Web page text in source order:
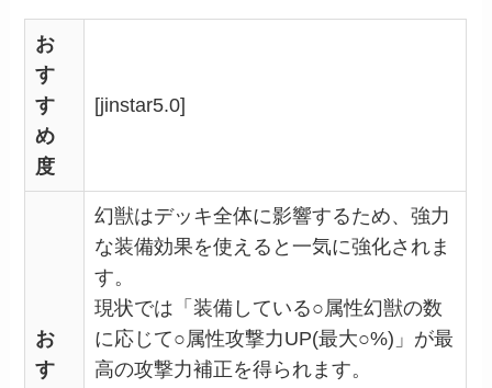
お
す
す
め
度
[jinstar5.0]
お
す
幻獣はデッキ全体に影響するため、強力
な装備効果を使えると一気に強化されま
す。
現状では「装備している○属性幻獣の数
に応じて○属性攻撃力UP(最大○%)」が最
高の攻撃力補正を得られます。